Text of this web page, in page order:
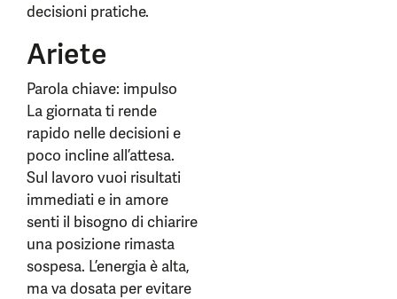
decisioni pratiche.
Ariete
Parola chiave: impulso
La giornata ti rende
rapido nelle decisioni e
poco incline all’attesa.
Sul lavoro vuoi risultati
immediati e in amore
senti il bisogno di chiarire
una posizione rimasta
sospesa. L’energia è alta,
ma va dosata per evitare